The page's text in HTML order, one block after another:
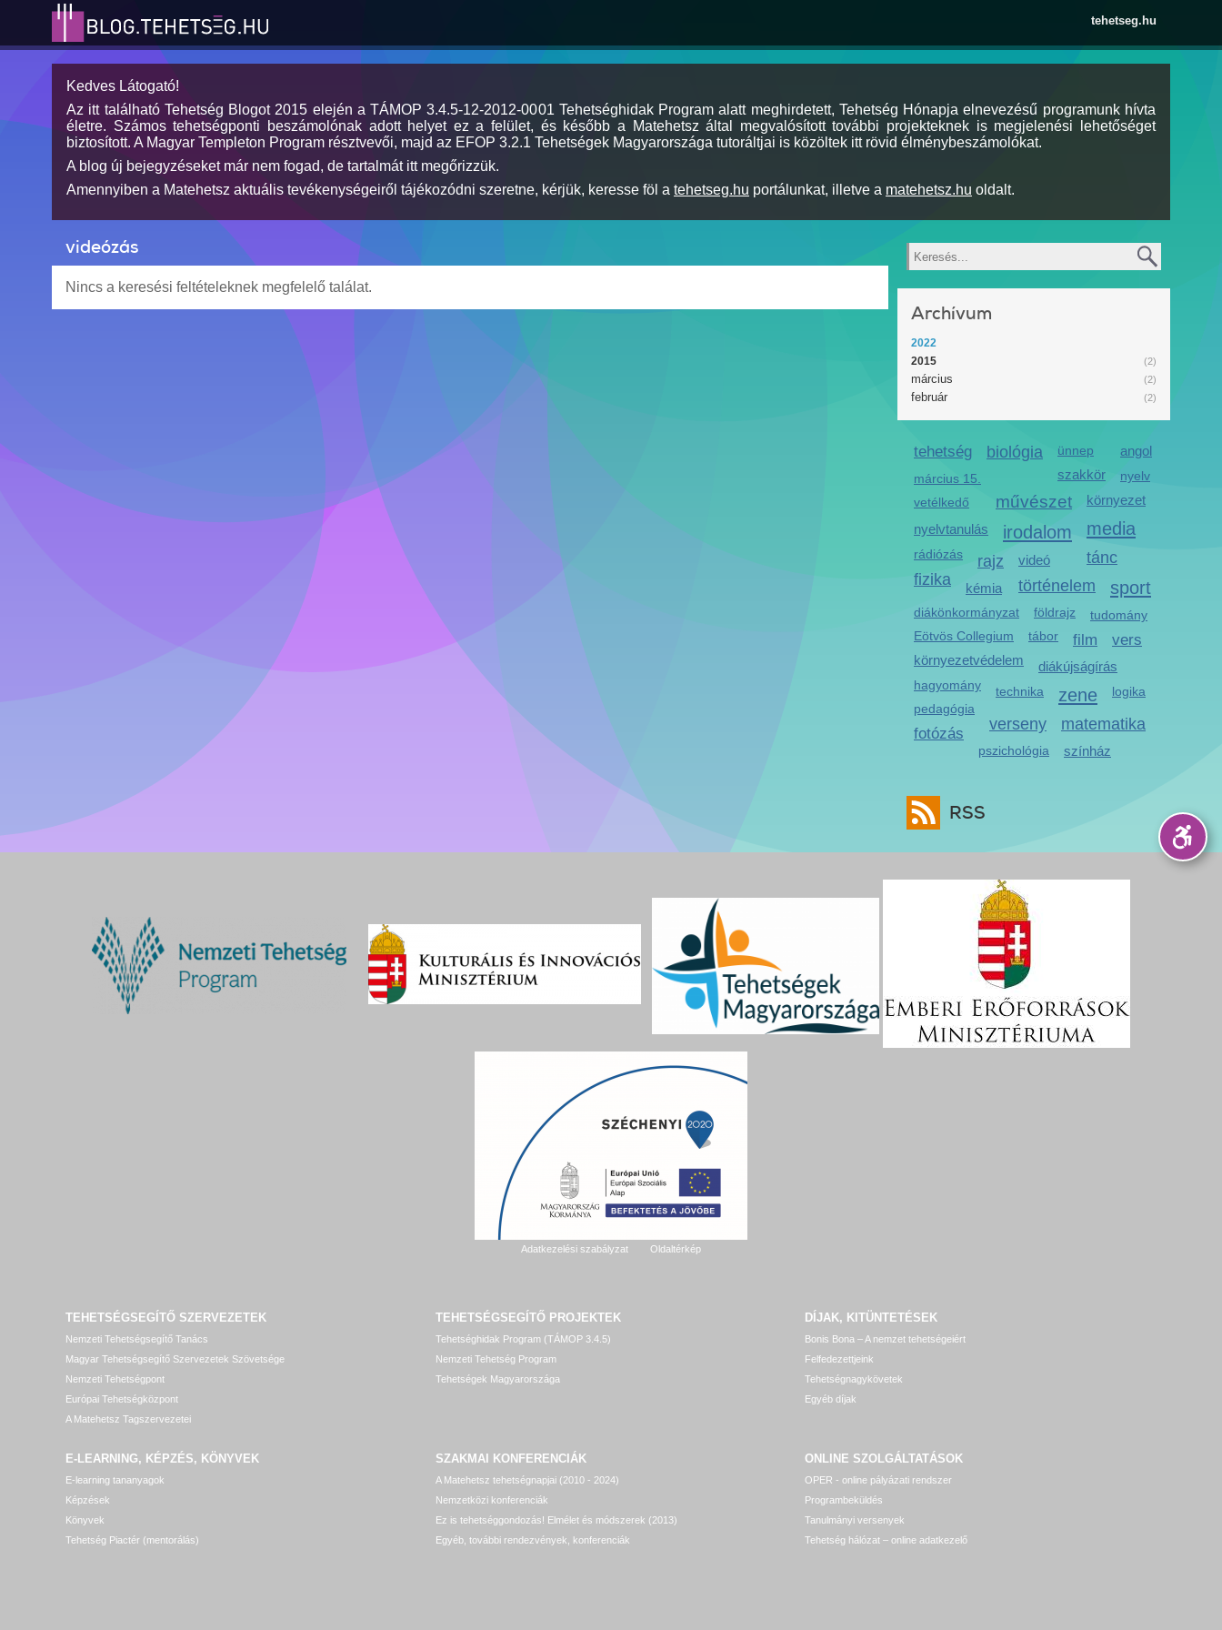
tehetseg.hu
Kedves Látogató!
Az itt található Tehetség Blogot 2015 elején a TÁMOP 3.4.5-12-2012-0001 Tehetséghidak Program alatt meghirdetett, Tehetség Hónapja elnevezésű programunk hívta
életre. Számos tehetségponti beszámolónak adott helyet ez a felület, és később a Matehetsz által megvalósított további projekteknek is megjelenési lehetőséget
biztosított. A Magyar Templeton Program résztvevői, majd az EFOP 3.2.1 Tehetségek Magyarországa tutoráltjai is közöltek itt rövid élménybeszámolókat.
A blog új bejegyzéseket már nem fogad, de tartalmát itt megőrizzük.
Amennyiben a Matehetsz aktuális tevékenységeiről tájékozódni szeretne, kérjük, keresse föl a tehetseg.hu portálunkat, illetve a matehetsz.hu oldalt.
videózás
Nincs a keresési feltételeknek megfelelő találat.
Keresés
Archívum
2022
(2)
2015
(2)
március
(2)
február
tehetség biológia ünnep
szakkör
március 15.
művészet környezet
angol
nyelvtanulás media
vetélkedő
irodalom
rádiózás tánc
rajz
történelem
fizika sport
diákönkormányzat
videó
földrajz
kémia
nyelv
tudomány
Eötvös Collegium
tábor film
környezetvédelem diákújságírás
hagyomány technika zene
pedagógia
vers
verseny matematika
fotózás
pszichológia színház
logika
RSS
Adatkezelési szabályzat Oldaltérkép
TEHETSÉGSEGÍTŐ SZERVEZETEK
Nemzeti Tehetségsegítő Tanács
Magyar Tehetségsegítő Szervezetek Szövetsége
Nemzeti Tehetségpont
Európai Tehetségközpont
A Matehetsz Tagszervezetei
TEHETSÉGSEGÍTŐ PROJEKTEK
Tehetséghidak Program (TÁMOP 3.4.5)
Nemzeti Tehetség Program
Tehetségek Magyarországa
DÍJAK, KITÜNTETÉSEK
Bonis Bona – A nemzet tehetségeiért
Felfedezettjeink
Tehetségnagykövetek
Egyéb díjak
E-LEARNING, KÉPZÉS, KÖNYVEK
E-learning tananyagok
Képzések
Könyvek
Tehetség Piactér (mentorálás)
SZAKMAI KONFERENCIÁK
A Matehetsz tehetségnapjai (2010 - 2024)
Nemzetközi konferenciák
Ez is tehetséggondozás! Elmélet és módszerek (2013)
Egyéb, további rendezvények, konferenciák
ONLINE SZOLGÁLTATÁSOK
OPER - online pályázati rendszer
Programbeküldés
Tanulmányi versenyek
Tehetség hálózat – online adatkezelő